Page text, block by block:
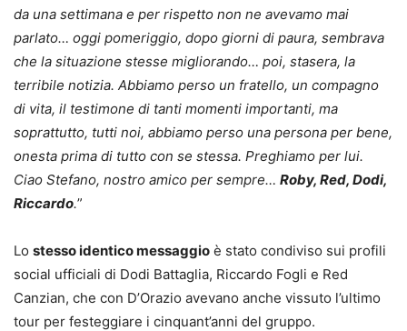
da una settimana e per rispetto non ne avevamo mai
parlato… oggi pomeriggio, dopo giorni di paura, sembrava
che la situazione stesse migliorando… poi, stasera, la
terribile notizia. Abbiamo perso un fratello, un compagno
di vita, il testimone di tanti momenti importanti, ma
soprattutto, tutti noi, abbiamo perso una persona per bene,
onesta prima di tutto con se stessa. Preghiamo per lui.
Ciao Stefano, nostro amico per sempre… Roby, Red, Dodi,
Riccardo.”
Lo stesso identico messaggio è stato condiviso sui profili
social ufficiali di Dodi Battaglia, Riccardo Fogli e Red
Canzian, che con D’Orazio avevano anche vissuto l’ultimo
tour per festeggiare i cinquant’anni del gruppo.